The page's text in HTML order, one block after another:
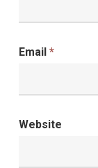
Email *
Website